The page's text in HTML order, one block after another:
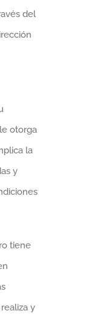
del
otorga
la
y
tiene
y